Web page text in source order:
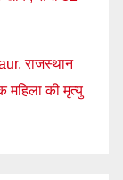
राजस्थान
महिला की मृत्यु